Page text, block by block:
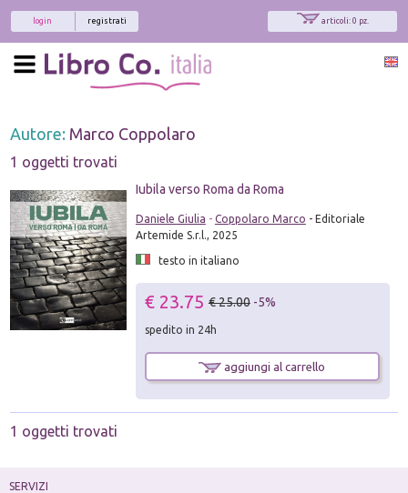
articoli: 0 pz.
registrati
login
Autore: Marco Coppolaro
1 oggetti trovati
Iubila verso Roma da Roma
Daniele Giulia - Coppolaro Marco - Editoriale
Artemide S.r.l., 2025
testo in italiano
€ 23.75 € 25.00 -5%
spedito in 24h
aggiungi al carrello
1 oggetti trovati
SERVIZI